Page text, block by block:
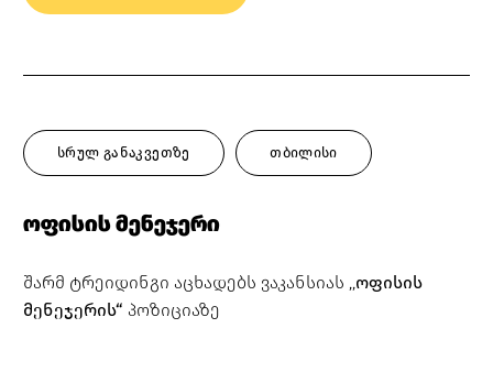
სრულ განაკვეთზე თბილისი
ოფისის მენეჯერი
შარმ ტრეიდინგი აცხადებს ვაკანსიას ,,ოფისის
მენეჯერის“ პოზიციაზე